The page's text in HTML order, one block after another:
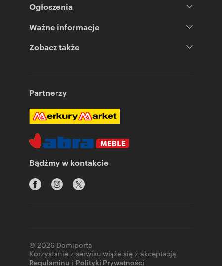
Ogłoszenia
Ważne informacje
Zobacz także
Partnerzy
Bądźmy w kontakcie
© 2026 Domiporta
Korzystanie z serwisu wiąże się z akceptacją
Regulaminu i Polityki Prywatności